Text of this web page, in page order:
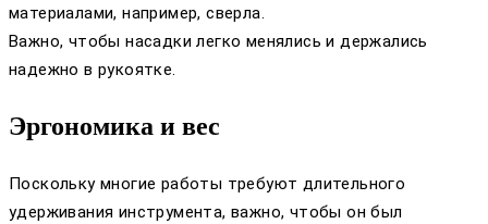
материалами, например, сверла.
Важно, чтобы насадки легко менялись и держались
надежно в рукоятке.
Эргономика и вес
Поскольку многие работы требуют длительного
удерживания инструмента, важно, чтобы он был